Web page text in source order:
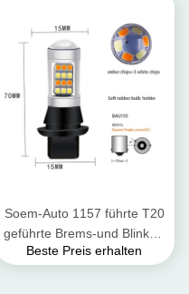
Soem-Auto 1157 führte T20
geführte Brems-und Blinker-
Lichter 2835 7443 Auto-
Beste Preis erhalten